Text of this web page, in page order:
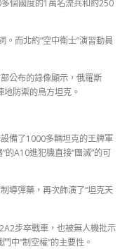
個國度的1萬名流兵和約250
。而北約“空中衛士”演習動員
公布的錄像顯示，俄羅斯
防禦的烏方坦克。
備了1000多輛坦克的王牌軍
的A10進犯機直接“團滅”的可
導彈藥，再次飾演了“坦克天
步卒戰車，也被無人機批示
中“制空權”的主要性。